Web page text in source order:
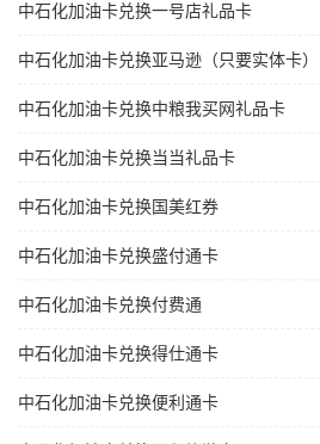
中石化加油卡兑换一号店礼品卡
中石化加油卡兑换亚马逊（只要实体卡）
中石化加油卡兑换中粮我买网礼品卡
中石化加油卡兑换当当礼品卡
中石化加油卡兑换国美红券
中石化加油卡兑换盛付通卡
中石化加油卡兑换付费通
中石化加油卡兑换得仕通卡
中石化加油卡兑换便利通卡